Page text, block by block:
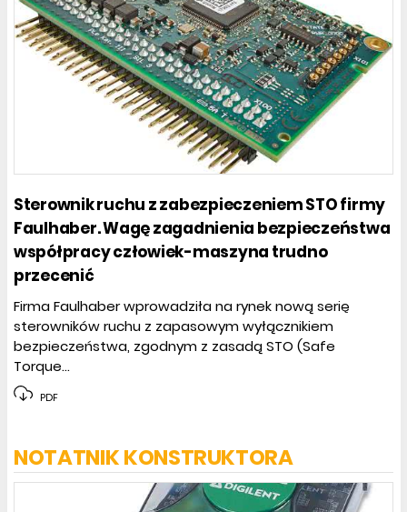
Sterownik ruchu z zabezpieczeniem STO firmy
Faulhaber. Wagę zagadnienia bezpieczeństwa
współpracy człowiek-maszyna trudno
przecenić
Firma Faulhaber wprowadziła na rynek nową serię
sterowników ruchu z zapasowym wyłącznikiem
bezpieczeństwa, zgodnym z zasadą STO (Safe
Torque...
PDF
NOTATNIK KONSTRUKTORA